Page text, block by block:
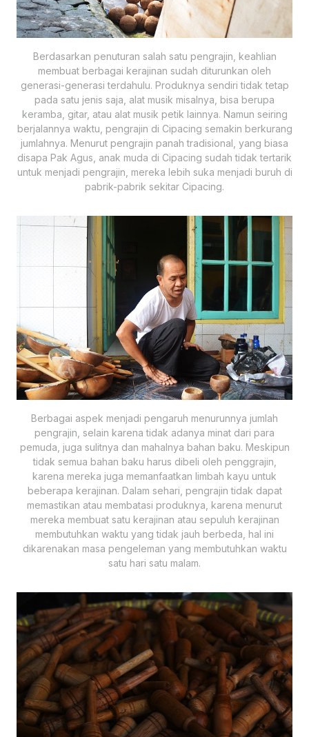
Berdasarkan penuturan salah satu pengrajin, keahlian
membuat berbagai kerajinan sudah diturunkan oleh
generasi-generasi terdahulu. Produknya sendiri tidak tetap
pada satu jenis saja, alat musik misalnya, bisa berupa
keramba, gitar, atau alat musik petik lainnya. Namun seiring
berjalannya waktu, pengrajin di Cipacing semakin berkurang
jumlahnya. Menurut pengrajin panah tradisional, yang biasa
disapa Pak Agus, anak muda di Cipacing sudah tidak tertarik
untuk menjadi pengrajin, mereka lebih suka menjadi buruh di
pabrik-pabrik sekitar Cipacing.
Berbagai aspek menjadi pengaruh menurunnya jumlah
pengrajin, selain karena tidak adanya minat dari para
pemuda, juga sulitnya dan mahalnya bahan baku. Meskipun
tidak semua bahan baku harus dibeli oleh penggrajin,
karena mereka juga memanfaatkan limbah kayu untuk
beberapa kerajinan. Dalam sehari, pengrajin tidak dapat
memastikan atau membatasi produknya, karena menurut
mereka membuat satu kerajinan atau sepuluh kerajinan
membutuhkan waktu yang tidak jauh berbeda, hal ini
dikarenakan masa pengeleman yang membutuhkan waktu
satu hari satu malam.